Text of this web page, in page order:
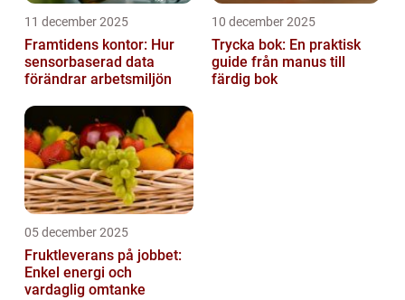
11 december 2025
Framtidens kontor: Hur
sensorbaserad data
förändrar arbetsmiljön
10 december 2025
Trycka bok: En praktisk
guide från manus till
färdig bok
05 december 2025
Fruktleverans på jobbet:
Enkel energi och
vardaglig omtanke